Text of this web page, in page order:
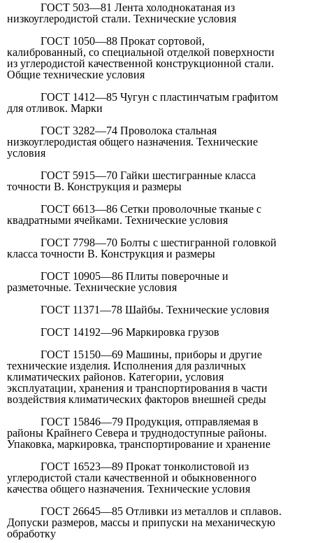
ГОСТ 503—81 Лента холоднокатаная из
низкоуглеродистой стали. Технические условия
ГОСТ 1050—88 Прокат сортовой,
калиброванный, со специальной отделкой поверхности
из углеродистой качественной конструкционной стали.
Общие технические условия
ГОСТ 1412—85 Чугун с пластинчатым графитом
для отливок. Марки
ГОСТ 3282—74 Проволока стальная
низкоуглеродистая общего назначения. Технические
условия
ГОСТ 5915—70 Гайки шестигранные класса
точности В. Конструкция и размеры
ГОСТ 6613—86 Сетки проволочные тканые с
квадратными ячейками. Технические условия
ГОСТ 7798—70 Болты с шестигранной головкой
класса точности В. Конструкция и размеры
ГОСТ 10905—86 Плиты поверочные и
разметочные. Технические условия
ГОСТ 11371—78 Шайбы. Технические условия
ГОСТ 14192—96 Маркировка грузов
ГОСТ 15150—69 Машины, приборы и другие
технические изделия. Исполнения для различных
климатических районов. Категории, условия
эксплуатации, хранения и транспортирования в части
воздействия климатических факторов внешней среды
ГОСТ 15846—79 Продукция, отправляемая в
районы Крайнего Севера и труднодоступные районы.
Упаковка, маркировка, транспортирование и хранение
ГОСТ 16523—89 Прокат тонколистовой из
углеродистой стали качественной и обыкновенного
качества общего назначения. Технические условия
ГОСТ 26645—85 Отливки из металлов и сплавов.
Допуски размеров, массы и припуски на механическую
обработку